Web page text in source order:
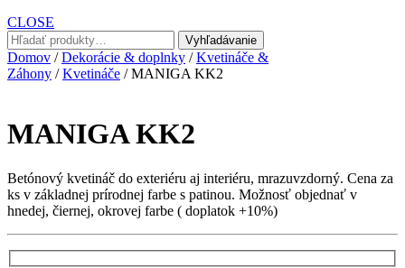
CLOSE
Hľadať:
Vyhľadávanie
Domov /Dekorácie & doplnky /Kvetináče &
Záhony /Kvetináče / MANIGA KK2
MANIGA KK2
Betónový kvetináč do exteriéru aj interiéru, mrazuvzdorný. Cena za
ks v základnej prírodnej farbe s patinou. Možnosť objednať v
hnedej, čiernej, okrovej farbe ( doplatok +10%)